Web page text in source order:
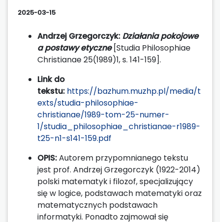
2025-03-15
Andrzej Grzegorczyk: Działania pokojowe
a postawy etyczne[Studia Philosophiae
Christianae 25(1989)1, s. 141-159].
Link do
tekstu: https://bazhum.muzhp.pl/media/t
exts/studia-philosophiae-
christianae/1989-tom-25-numer-
1/studia_philosophiae_christianae-r1989-
t25-n1-s141-159.pdf
OPIS:Autorem przypomnianego tekstu
jest prof. Andrzej Grzegorczyk (1922-2014)
polski matematyk i filozof, specjalizujący
się w logice, podstawach matematyki oraz
matematycznych podstawach
informatyki. Ponadto zajmował się